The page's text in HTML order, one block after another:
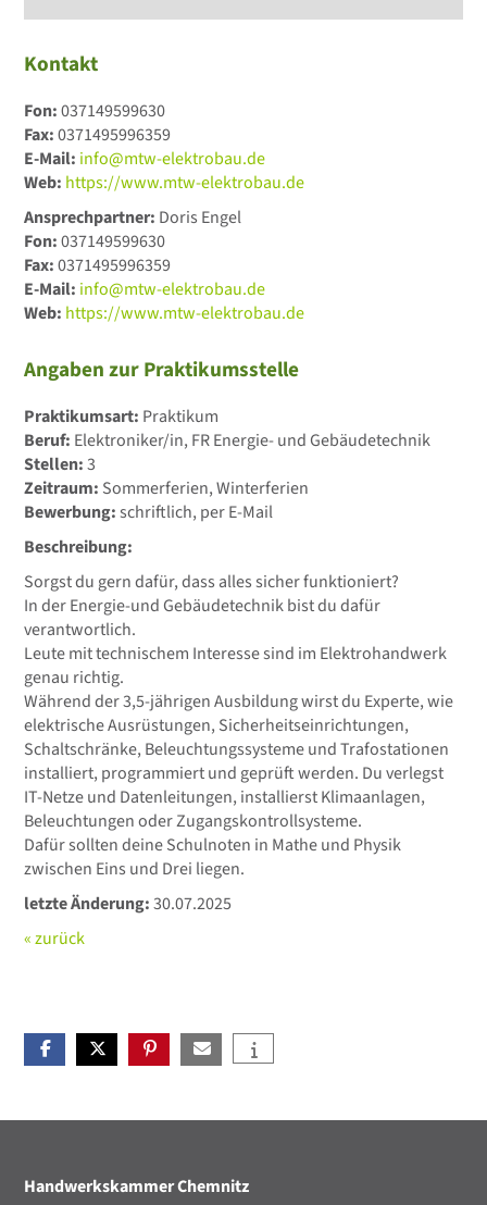
Kontakt
Fon:037149599630
Fax:0371495996359
E-Mail: info@mtw-elektrobau.de
Web: https://www.mtw-elektrobau.de
Ansprechpartner: Doris Engel
Fon:037149599630
Fax:0371495996359
E-Mail: info@mtw-elektrobau.de
Web: https://www.mtw-elektrobau.de
Angaben zur Praktikumsstelle
Praktikumsart: Praktikum
Beruf: Elektroniker/in, FR Energie- und Gebäudetechnik
Stellen:3
Zeitraum: Sommerferien, Winterferien
Bewerbung:schriftlich, per E-Mail
Beschreibung:
Sorgst du gern dafür, dass alles sicher funktioniert?
In der Energie-und Gebäudetechnik bist du dafür
verantwortlich.
Leute mit technischem Interesse sind im Elektrohandwerk
genau richtig.
Während der 3,5-jährigen Ausbildung wirst du Experte, wie
elektrische Ausrüstungen, Sicherheitseinrichtungen,
Schaltschränke, Beleuchtungssysteme und Trafostationen
installiert, programmiert und geprüft werden. Du verlegst
IT-Netze und Datenleitungen, installierst Klimaanlagen,
Beleuchtungen oder Zugangskontrollsysteme.
Dafür sollten deine Schulnoten in Mathe und Physik
zwischen Eins und Drei liegen.
letzte Änderung:30.07.2025
« zurück
Handwerkskammer Chemnitz